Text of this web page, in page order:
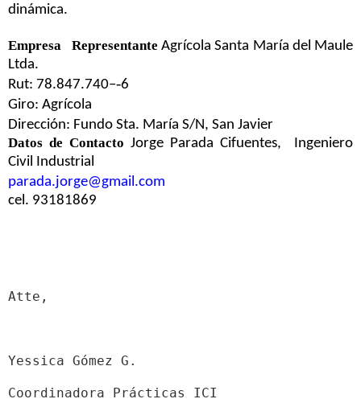
dinámica.
Empresa Representante Agrícola Santa María del Maule
Ltda.
Rut: 78.847.740–‐6
Giro: Agrícola
Dirección: Fundo Sta. María S/N, San Javier
Datos de Contacto Jorge Parada Cifuentes,
Ingeniero
Civil Industrial
parada.jorge@gmail.com
cel. 93181869
Atte,
Yessica Gómez G.
Coordinadora Prácticas ICI